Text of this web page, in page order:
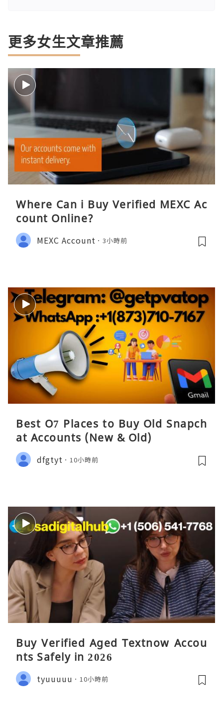
更多女生文章推薦
Where Can i Buy Verified MEXC Ac
count Online?
MEXC Account 3小時前
Best O7 Places to Buy Old Snapch
at Accounts (New & Old)
dfgtyt 10小時前
Buy Verified Aged Textnow Accou
nts Safely in 2026
tyuuuuu 10小時前